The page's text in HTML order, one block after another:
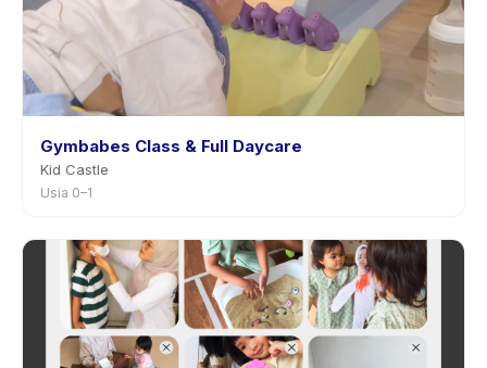
Gymbabes Class & Full Daycare
Kid Castle
Usia 0–1